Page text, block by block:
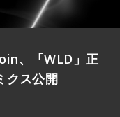
、「WLD」正
クス公開